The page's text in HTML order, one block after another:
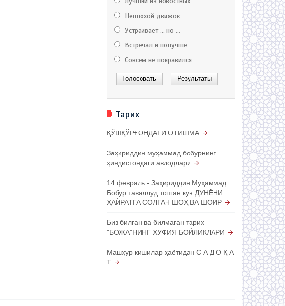
Неплохой движок
Устраивает ... но ...
Встречал и получше
Совсем не понравился
Тарих
ҚЎШҚЎРҒОНДАГИ ОТИШМА
Заҳириддин муҳаммад бобурнинг
ҳиндистондаги авлодлари
14 февраль - Заҳириддин Муҳаммад
Бобур таваллуд топган кун ДУНЁНИ
ҲАЙРАТГА СОЛГАН ШОҲ ВА ШОИР
Биз билган ва билмаган тарих
"БОЖА"НИНГ ХУФИЯ БОЙЛИКЛАРИ
Машҳур кишилар ҳаётидан С А Д О Қ А
Т